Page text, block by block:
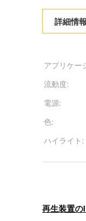
詳細情報
アプリケー
流動度:
電源:
色:
ハイライト:
再生装置